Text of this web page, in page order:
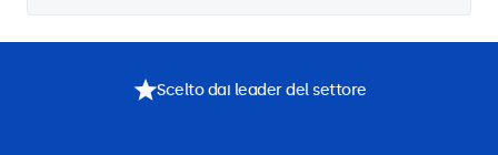
Scelto dai leader del settore